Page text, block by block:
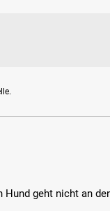
geht nicht an